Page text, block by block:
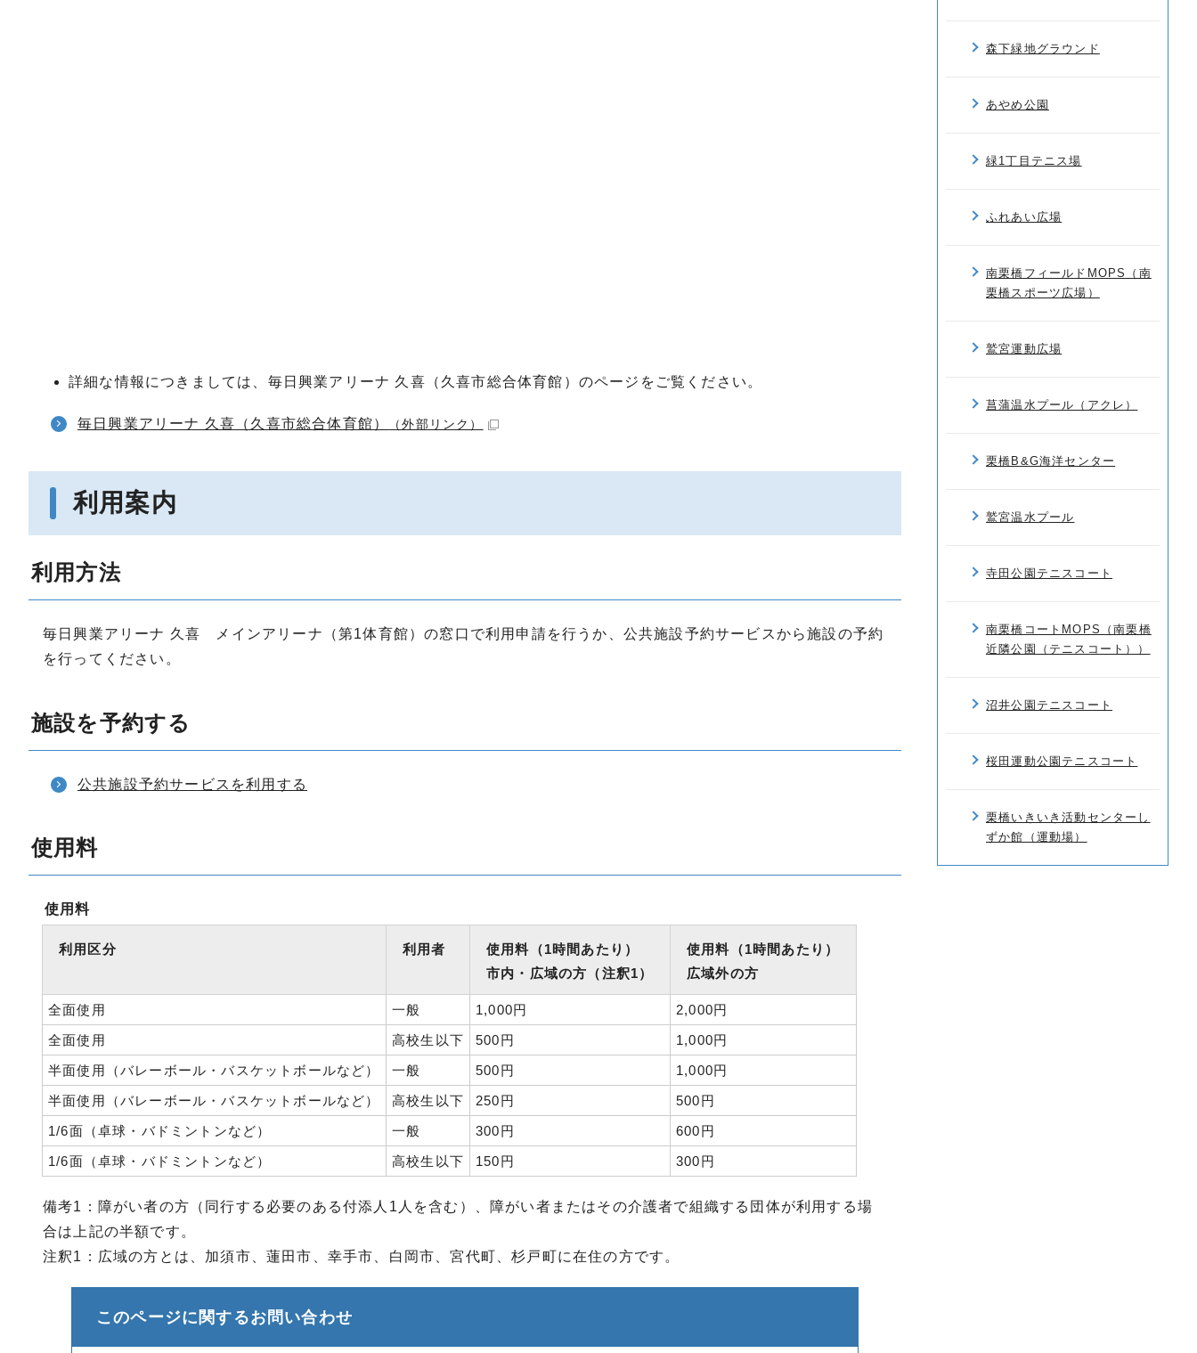
詳細な情報につきましては、毎日興業アリーナ 久喜（久喜市総合体育館）のページをご覧ください。
毎日興業アリーナ 久喜（久喜市総合体育館） （外部リンク）
利用案内
利用方法
毎日興業アリーナ 久喜 メインアリーナ（第1体育館）の窓口で利用申請を行うか、公共施設予約サービスから施設の予約
を行ってください。
施設を予約する
公共施設予約サービスを利用する
使用料
使用料
利用区分 利用者
使用料（1時間あたり）
市内・広域の方（注釈1）
使用料（1時間あたり）
広域外の方
全面使用 一般 1,000円
2,000円
全面使用
高校生以下 500円
1,000円
半面使用（バレーボール・バスケットボールなど）
一般 500円
1,000円
半面使用（バレーボール・バスケットボールなど）
高校生以下 250円
500円
1/6面（卓球・バドミントンなど）
一般 300円
600円
1/6面（卓球・バドミントンなど）
高校生以下 150円 300円
備考1：障がい者の方（同行する必要のある付添人1人を含む）、障がい者またはその介護者で組織する団体が利用する場
合は上記の半額です。
注釈1：広域の方とは、加須市、蓮田市、幸手市、白岡市、宮代町、杉戸町に在住の方です。
このページに関するお問い合わせ
森下緑地グラウンド
あやめ公園
緑1丁目テニス場
ふれあい広場
南栗橋フィールドMOPS（南
栗橋スポーツ広場）
鷲宮運動広場
菖蒲温水プール（アクレ）
栗橋B&G海洋センター
鷲宮温水プール
寺田公園テニスコート
南栗橋コートMOPS（南栗橋
近隣公園（テニスコート））
沼井公園テニスコート
桜田運動公園テニスコート
栗橋いきいき活動センターし
ずか館（運動場）